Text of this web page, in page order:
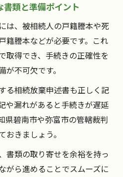
類と準備ポイント
は、被相続人の戸籍謄本や死
籍謄本などが必要です。これ
取得でき、手続きの正確性を
不可欠です。
る相続放棄申述書も正しく記
や漏れがあると手続きが遅延
県碧南市や弥富市の管轄裁判
きましょう。
書類の取り寄せを余裕を持っ
がら進めることでスムーズに